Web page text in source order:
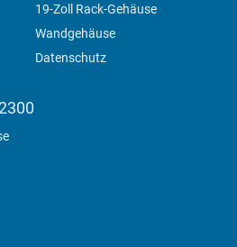
19-Zoll Rack-Gehäuse
Wandgehäuse
Datenschutz